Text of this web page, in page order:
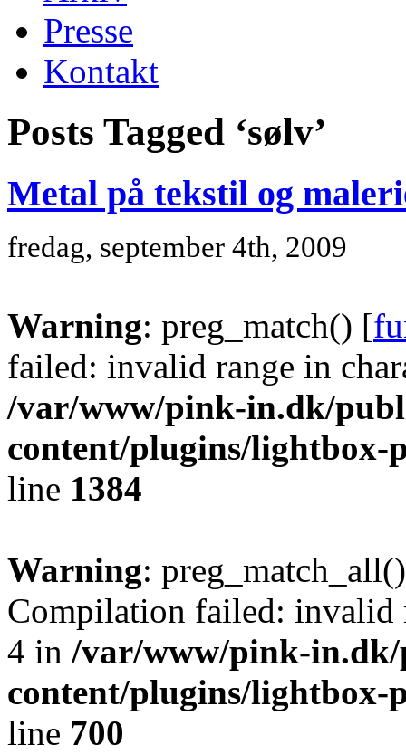
Presse
Kontakt
Posts Tagged ‘sølv’
Metal på tekstil og
fredag, september 4th, 2009
Warning: preg_match() [
failed: invalid range in
/var/www/pink-in.dk/
content/plugins/lightbox-
line 1384
Warning:
Compilation failed: invalid
4 in /var/www/pink-
content/plugins/lightbox-
line 700